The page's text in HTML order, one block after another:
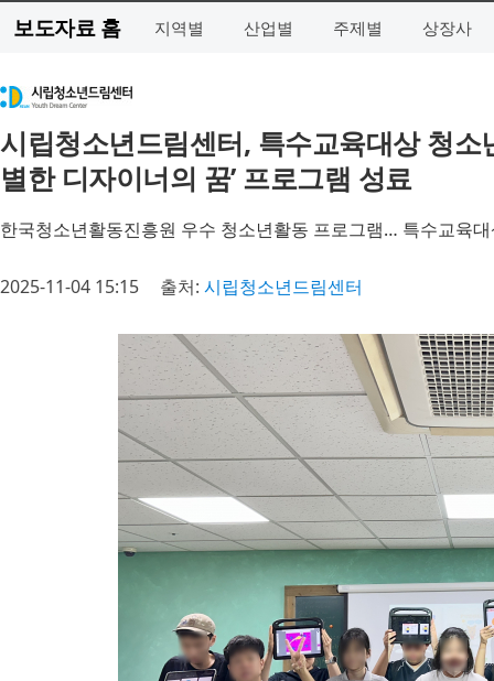
보도자료 홈 지역별 산업별 주제별 상장사
시립청소년드림센터, 특수교육대상 청소
별한 디자이너의 꿈’ 프로그램 성료
한국청소년활동진흥원 우수 청소년활동 프로그램… 특수교육
2025-11-04 15:15 출처: 시립청소년드림센터